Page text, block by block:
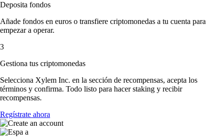
Deposita fondos
Añade fondos en euros o transfiere criptomonedas a tu cuenta para
empezar a operar.
3
Gestiona tus criptomonedas
Selecciona Xylem Inc. en la sección de recompensas, acepta los
términos y confirma. Todo listo para hacer staking y recibir
recompensas.
Regístrate ahora